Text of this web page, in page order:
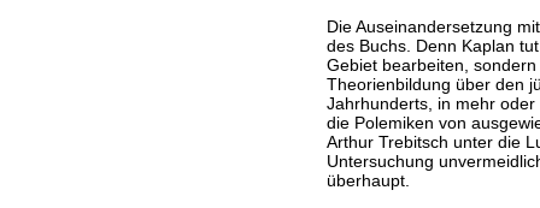
Die Auseinandersetzung
des Buchs. Denn Kaplan
Gebiet bearbeiten,
Theorienbildung über den
Jahrhunderts, in mehr
die Polemiken von
Arthur Trebitsch unter die
Untersuchung
überhaupt.